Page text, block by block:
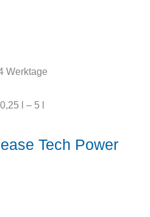
Werktage
– 5
Tech Power